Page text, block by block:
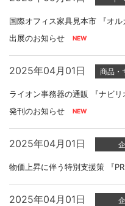
国際オフィス家具見本市 『オル
出展のお知らせ
2025年04月01日 商品・
ライオン事務器の通販 『ナビリ
発刊のお知らせ
2025年04月01日
物価上昇に伴う特別支援策 『
2025年04月01日